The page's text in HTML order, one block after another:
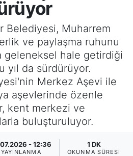
Belediyesi, Muharrem
ve paylaşma ruhunu
geleneksel hale getirdiği
yıl da sürdürüyor.
Merkez Aşevi ile
aşevlerinde özenle
kent merkezi ve
buluşturuluyor.
- 12:36
YAYINLANMA
1 DK
OKUNMA SÜRESI
Haritası
ve Fikstür